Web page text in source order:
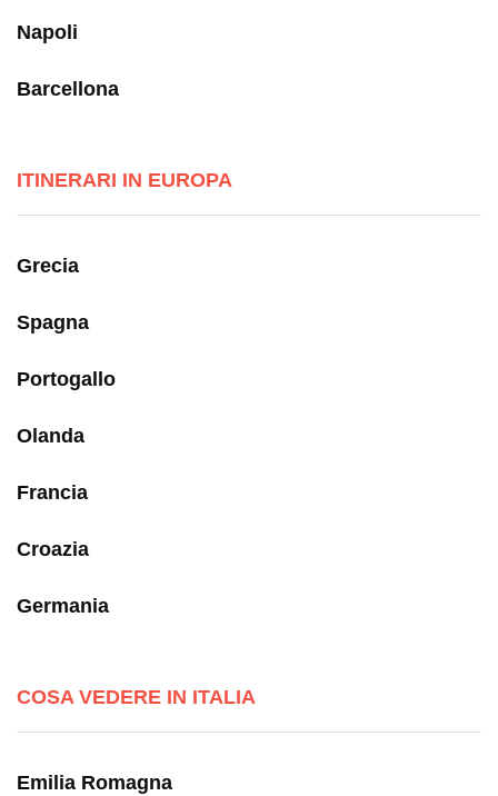
Napoli
Barcellona
ITINERARI IN EUROPA
Grecia
Spagna
Portogallo
Olanda
Francia
Croazia
Germania
COSA VEDERE IN ITALIA
Emilia Romagna